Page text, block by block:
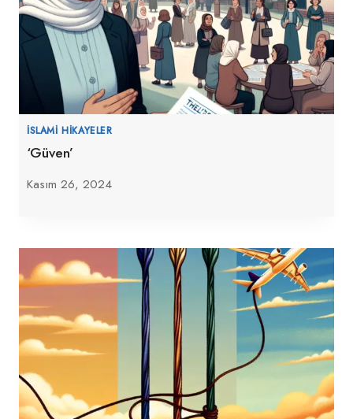
İSLAMI HIKAYELER
‘Güven’
Kasım 26, 2024